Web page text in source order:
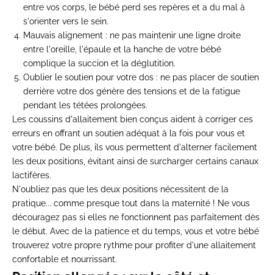
entre vos corps, le bébé perd ses repères et a du mal à
s'orienter vers le sein.
Mauvais alignement : ne pas maintenir une ligne droite
entre l'oreille, l'épaule et la hanche de votre bébé
complique la succion et la déglutition.
Oublier le soutien pour votre dos : ne pas placer de soutien
derrière votre dos génère des tensions et de la fatigue
pendant les tétées prolongées.
Les coussins d'allaitement bien conçus aident à corriger ces
erreurs en offrant un soutien adéquat à la fois pour vous et
votre bébé. De plus, ils vous permettent d'alterner facilement
les deux positions, évitant ainsi de surcharger certains canaux
lactifères.
N'oubliez pas que les deux positions nécessitent de la
pratique... comme presque tout dans la maternité ! Ne vous
découragez pas si elles ne fonctionnent pas parfaitement dès
le début. Avec de la patience et du temps, vous et votre bébé
trouverez votre propre rythme pour profiter d'une allaitement
confortable et nourrissant.